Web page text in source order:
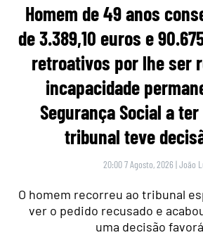
Homem de 49 anos
de 3.389,10 euros e
retroativos por lhe ser
incapacidade
Segurança Social a
tribunal teve
20:00 7 Agosto, 2026 |João
O homem recorreu ao tribunal
ver o pedido recusado e
uma decisão